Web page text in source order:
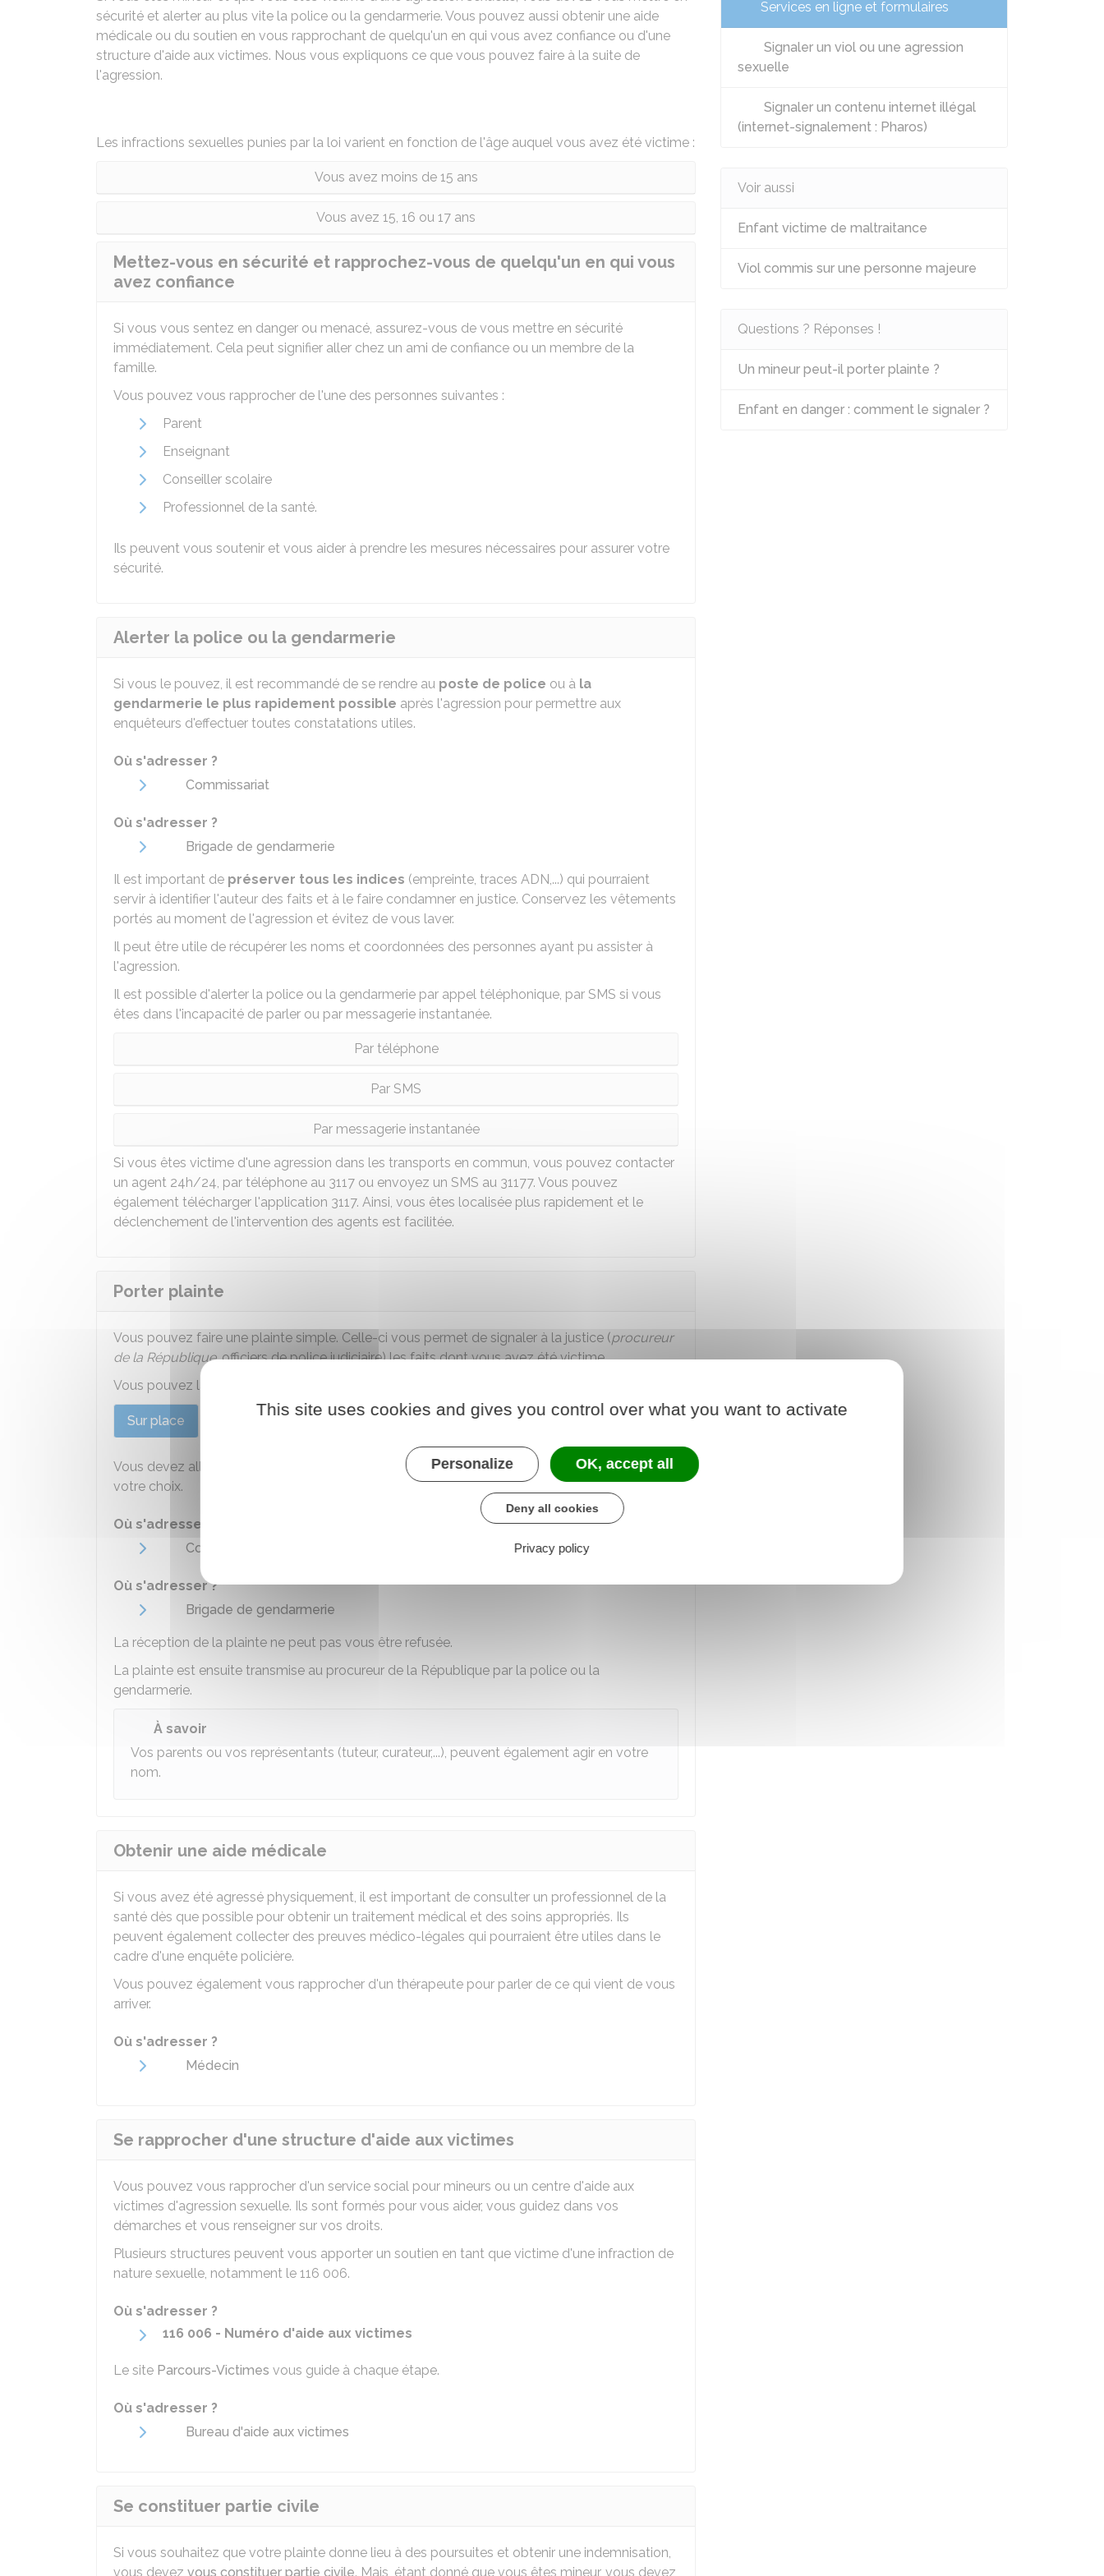
sécurité et alerter au plus vite la police ou la gendarmerie. Vous pouvez aussi obtenir une aide
médicale ou du soutien en vous rapprochant de quelqu'un en qui vous avez confiance ou d'une
structure d'aide aux victimes. Nous vous expliquons ce que vous pouvez faire à la suite de
l'agression.
Les infractions sexuelles punies par la loi varient en fonction de l'âge auquel vous avez été victime :
Vous avez moins de 15 ans
Vous avez 15, 16 ou 17 ans
Mettez-vous en sécurité et rapprochez-vous de quelqu'un en qui vous
avez confiance
Si vous vous sentez en danger ou menacé, assurez-vous de vous mettre en sécurité
immédiatement. Cela peut signifier aller chez un ami de confiance ou un membre de la
famille.
Vous pouvez vous rapprocher de l'une des personnes suivantes :
Parent
Enseignant
Conseiller scolaire
Professionnel de la santé.
Ils peuvent vous soutenir et vous aider à prendre les mesures nécessaires pour assurer votre
sécurité.
Alerter la police ou la gendarmerie
Si vous le pouvez, il est recommandé de se rendre au poste de police ou à la
gendarmerie le plus rapidement possible après l'agression pour permettre aux
enquêteurs d'effectuer toutes constatations utiles.
Où s'adresser ?
Commissariat
Où s'adresser ?
Brigade de gendarmerie
Il est important de préserver tous les indices (empreinte, traces ADN,...) qui pourraient
servir à identifier l'auteur des faits et à le faire condamner en justice. Conservez les vêtements
portés au moment de l'agression et évitez de vous laver.
Il peut être utile de récupérer les noms et coordonnées des personnes ayant pu assister à
l'agression.
Il est possible d'alerter la police ou la gendarmerie par appel téléphonique, par SMS si vous
êtes dans l'incapacité de parler ou par messagerie instantanée.
Par téléphone
Par SMS
Par messagerie instantanée
Si vous êtes victime d'une agression dans les transports en commun, vous pouvez contacter
un agent 24h/24, par téléphone au 3117 ou envoyez un SMS au 31177. Vous pouvez
également télécharger l'application 3117. Ainsi, vous êtes localisée plus rapidement et le
déclenchement de l'intervention des agents est facilitée.
Porter plainte
Vous pouvez faire une plainte simple. Celle-ci vous permet de signaler à la justice (procureur
de la République, officiers de police judiciaire) les faits dont vous avez été victime.
Vous pouvez la faire seul ou accompagné, sur place ou par courrier.
Sur place Par courrier
Vous devez aller dans un commissariat de police ou dans une brigade de gendarmerie de
votre choix.
Où s'adresser ?
Commissariat
Où s'adresser ?
Brigade de gendarmerie
La réception de la plainte ne peut pas vous être refusée.
La plainte est ensuite transmise au procureur de la République par la police ou la
gendarmerie.
À savoir
Vos parents ou vos représentants (tuteur, curateur,...), peuvent également agir en votre
nom.
Obtenir une aide médicale
Si vous avez été agressé physiquement, il est important de consulter un professionnel de la
santé dès que possible pour obtenir un traitement médical et des soins appropriés. Ils
peuvent également collecter des preuves médico-légales qui pourraient être utiles dans le
cadre d'une enquête policière.
Vous pouvez également vous rapprocher d'un thérapeute pour parler de ce qui vient de vous
arriver.
Où s'adresser ?
Médecin
Se rapprocher d'une structure d'aide aux victimes
Vous pouvez vous rapprocher d'un service social pour mineurs ou un centre d'aide aux
victimes d'agression sexuelle. Ils sont formés pour vous aider, vous guidez dans vos
démarches et vous renseigner sur vos droits.
Plusieurs structures peuvent vous apporter un soutien en tant que victime d'une infraction de
nature sexuelle, notamment le 116 006.
Où s'adresser ?
116 006 - Numéro d'aide aux victimes
Le site Parcours-Victimes vous guide à chaque étape.
Où s'adresser ?
Bureau d'aide aux victimes
Se constituer partie civile
Si vous souhaitez que votre plainte donne lieu à des poursuites et obtenir une indemnisation,
vous devez vous constituer partie civile. Mais, étant donné que vous êtes mineur, vous devez
Services en ligne et formulaires
Signaler un viol ou une agression
sexuelle
Signaler un contenu internet illégal
(internet-signalement : Pharos)
Voir aussi
Enfant victime de maltraitance
Viol commis sur une personne majeure
Questions ? Réponses !
Un mineur peut-il porter plainte ?
Enfant en danger : comment le signaler ?
This site uses cookies and gives you control over what you want to activate
Personalize OK, accept all
Deny all cookies
Privacy policy